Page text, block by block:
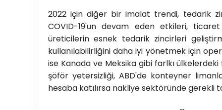
2022 için diğer bir imalat trendi, tedarik
COVID-19'un devam eden etkileri,
üreticilerin esnek tedarik zincirleri
kullanılabilirliğini daha iyi yönetmek için
ise Kanada ve Meksika gibi farlkı
şöför yetersizliği, ABD'de konteyner
hesaba katılırsa nakliye sektöründe